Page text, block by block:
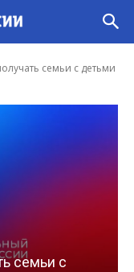
семьи с детьми
семьи с